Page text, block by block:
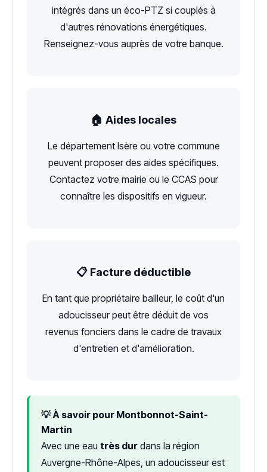
intégrés dans un éco-PTZ si couplés à
d'autres rénovations énergétiques.
Renseignez-vous auprès de votre banque.
🏠 Aides locales
Le département Isère ou votre commune
peuvent proposer des aides spécifiques.
Contactez votre mairie ou le CCAS pour
connaître les dispositifs en vigueur.
📋 Facture déductible
En tant que propriétaire bailleur, le coût d'un
adoucisseur peut être déduit de vos
revenus fonciers dans le cadre de travaux
d'entretien et d'amélioration.
💡 À savoir pour Montbonnot-Saint-
Martin
Avec une eau très dur dans la région
Auvergne-Rhône-Alpes, un adoucisseur est